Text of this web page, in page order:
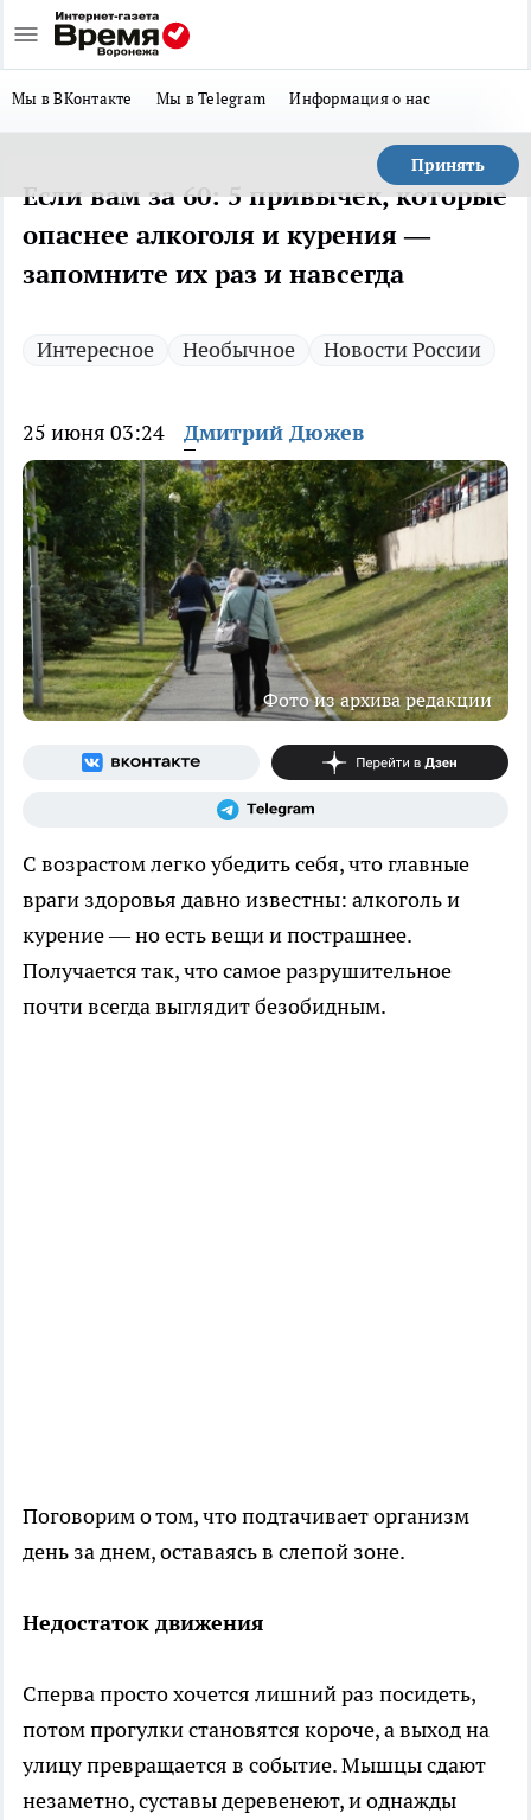
Мы в ВКонтакте Мы в Telegram Информация о нас
Принять
Если вам за 60: 5 привычек, которые
опаснее алкоголя и курения —
запомните их раз и навсегда
Интересное Необычное Новости России
25 июня 03:24 Дмитрий Дюжев
Фото из архива редакции
С возрастом легко убедить себя, что главные
враги здоровья давно известны: алкоголь и
курение — но есть вещи и пострашнее.
Получается так, что самое разрушительное
почти всегда выглядит безобидным.
Поговорим о том, что подтачивает организм
день за днем, оставаясь в слепой зоне.
Недостаток движения
Сперва просто хочется лишний раз посидеть,
потом прогулки становятся короче, а выход на
улицу превращается в событие. Мышцы сдают
незаметно, суставы деревенеют, и однажды